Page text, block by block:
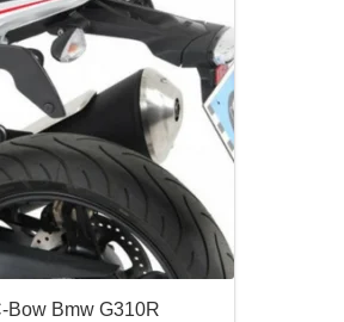
Bow Bmw G310R